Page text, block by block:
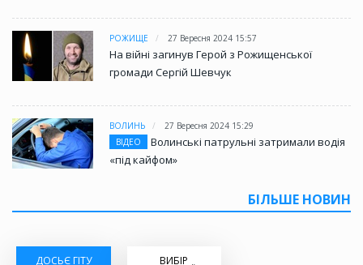
РОЖИЩЕ 27 Вересня 2024 15:57
На війні загинув Герой з Рожищенської
громади Сергій Шевчук
ВОЛИНЬ
27 Вересня 2024 15:29
ВІДЕО
Волинські патрульні затримали водія
«під кайфом»
БІЛЬШЕ НОВИН
ДОСЬЄ ГІТУ ВИБІР